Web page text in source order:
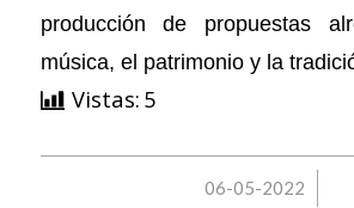
producción de propuestas
música, el patrimonio y la
Vistas: 5
06-05-2022
/